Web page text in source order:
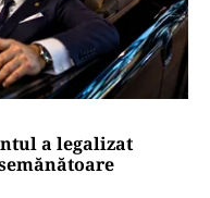
a legalizat